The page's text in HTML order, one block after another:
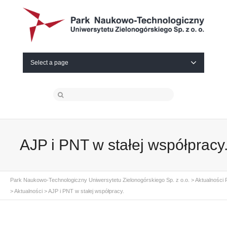
Select a page
AJP i PNT w stałej
Park Naukowo-Technologiczny Uniwersytetu Zielonogórskiego Sp. z o.o. >Aktualności
>Aktualności >AJP i PNT w stałej współpracy.